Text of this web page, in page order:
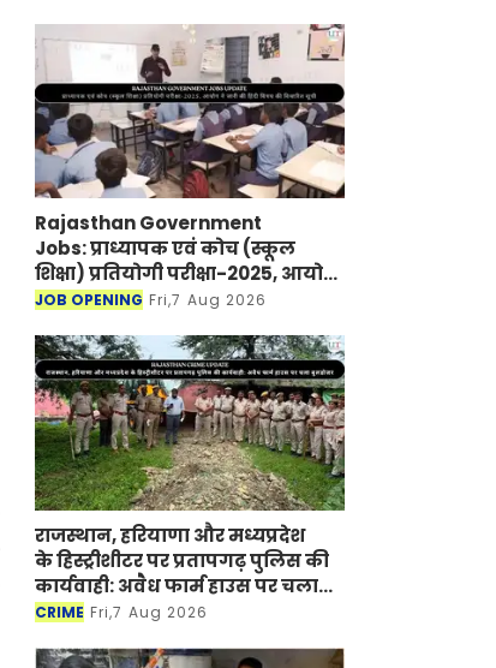
Rajasthan Government
Jobs: प्राध्यापक एवं कोच (स्कूल
शिक्षा) प्रतियोगी परीक्षा-2025, आयोग
ने जारी की हिंदी विषय की विचारित
JOB OPENING Fri,7 Aug 2026
राजस्थान, हरियाणा और मध्यप्रदेश
के हिस्ट्रीशीटर पर प्रतापगढ़ पुलिस की
कार्यवाही: अवैध फार्म हाउस पर चला
बुलडोजर
CRIME Fri,7 Aug 2026